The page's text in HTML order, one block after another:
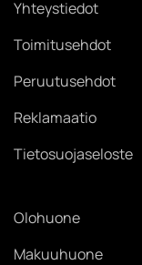
Yhteystiedot
Toimitusehdot
Peruutusehdot
Reklamaatio
Tietosuojaseloste
Olohuone
Makuuhuone